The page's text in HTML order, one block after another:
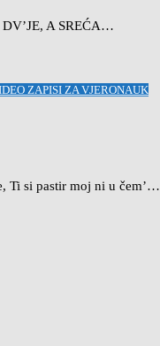
A SREĆA…
ZAPISI ZA VJERONAUK
Ti si pastir moj ni u čem’…